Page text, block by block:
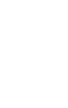
cette